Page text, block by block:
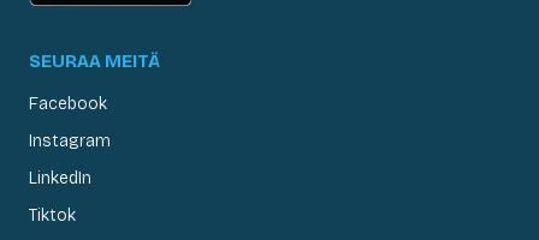
SEURAA MEITÄ
Facebook
Instagram
LinkedIn
Tiktok